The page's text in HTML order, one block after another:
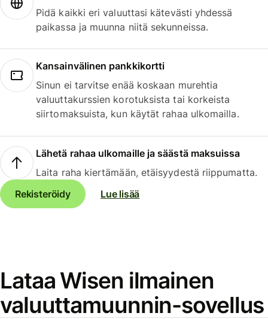
Pidä kaikki eri valuuttasi kätevästi yhdessä
paikassa ja muunna niitä sekunneissa.
Kansainvälinen pankkikortti
Sinun ei tarvitse enää koskaan murehtia
valuuttakurssien korotuksista tai korkeista
siirtomaksuista, kun käytät rahaa ulkomailla.
Lähetä rahaa ulkomaille ja säästä maksuissa
Laita raha kiertämään, etäisyydestä riippumatta.
Rekisteröidy
Lue lisää
Lataa Wisen ilmainen
valuuttamuunnin-sovellus